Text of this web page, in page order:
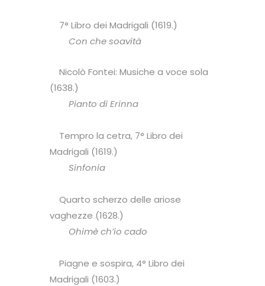
7° Libro dei Madrigali (1619.)
Con che soavità
Nicolò Fontei: Musiche a voce sola
(1638.)
Pianto di Erinna
Tempro la cetra, 7° Libro dei
Madrigali (1619.)
Sinfonia
Quarto scherzo delle ariose
vaghezze (1628.)
Ohimè ch’io cado
Piagne e sospira, 4° Libro dei
Madrigali (1603.)